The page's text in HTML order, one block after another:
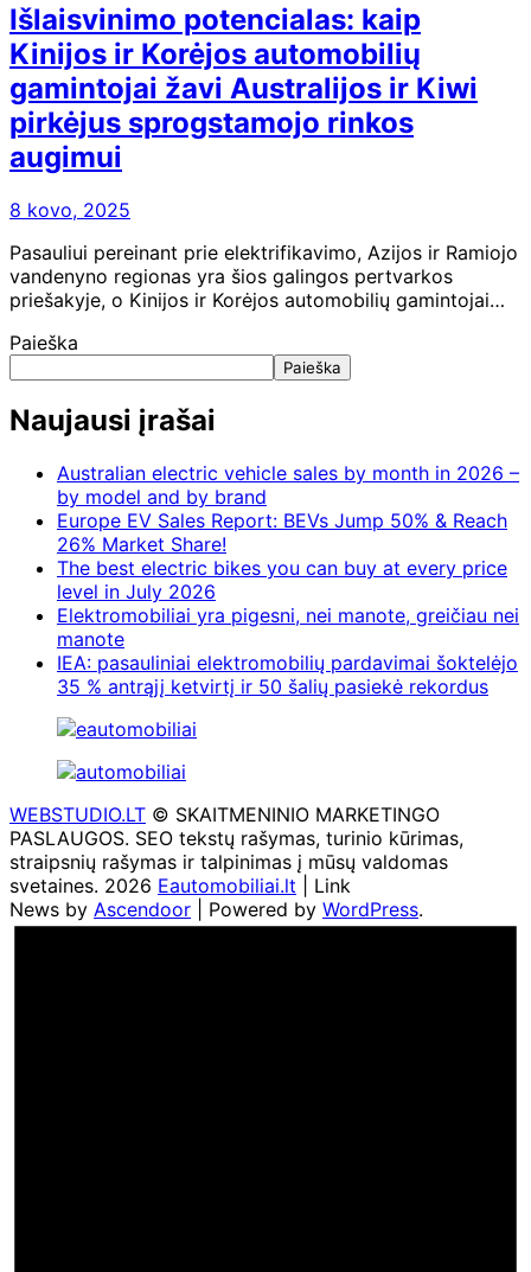
Išlaisvinimo potencialas: kaip
Kinijos ir Korėjos automobilių
gamintojai žavi Australijos ir Kiwi
pirkėjus sprogstamojo rinkos
augimui
8 kovo, 2025
Pasauliui pereinant prie elektrifikavimo, Azijos ir Ramiojo
vandenyno regionas yra šios galingos pertvarkos
priešakyje, o Kinijos ir Korėjos automobilių gamintojai…
Paieška
Paieška
Naujausi įrašai
Australian electric vehicle sales by month in 2026 –
by model and by brand
Europe EV Sales Report: BEVs Jump 50% & Reach
26% Market Share!
The best electric bikes you can buy at every price
level in July 2026
Elektromobiliai yra pigesni, nei manote, greičiau nei
manote
IEA: pasauliniai elektromobilių pardavimai šoktelėjo
35 % antrąjį ketvirtį ir 50 šalių pasiekė rekordus
WEBSTUDIO.LT © SKAITMENINIO MARKETINGO
PASLAUGOS. SEO tekstų rašymas, turinio kūrimas,
straipsnių rašymas ir talpinimas į mūsų valdomas
svetaines. 2026 Eautomobiliai.lt | Link
News by Ascendoor | Powered by WordPress.